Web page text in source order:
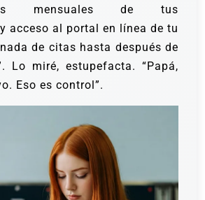
mensuales de tus
acceso al portal en línea de tu
de citas hasta después de
Lo miré, estupefacta. “Papá,
Eso es control”.